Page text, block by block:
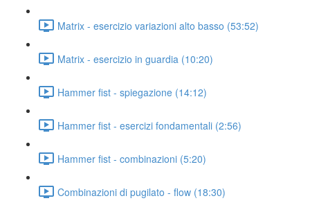
Matrix - esercizio variazioni alto basso (53:52)
Matrix - esercizio in guardia (10:20)
Hammer fist - spiegazione (14:12)
Hammer fist - esercizi fondamentali (2:56)
Hammer fist - combinazioni (5:20)
Combinazioni di pugilato - flow (18:30)